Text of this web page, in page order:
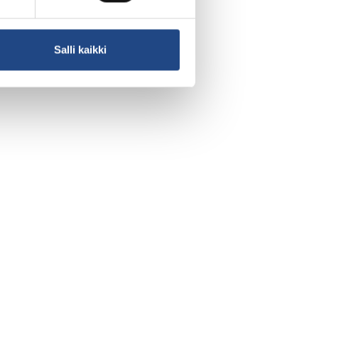
Salli kaikki